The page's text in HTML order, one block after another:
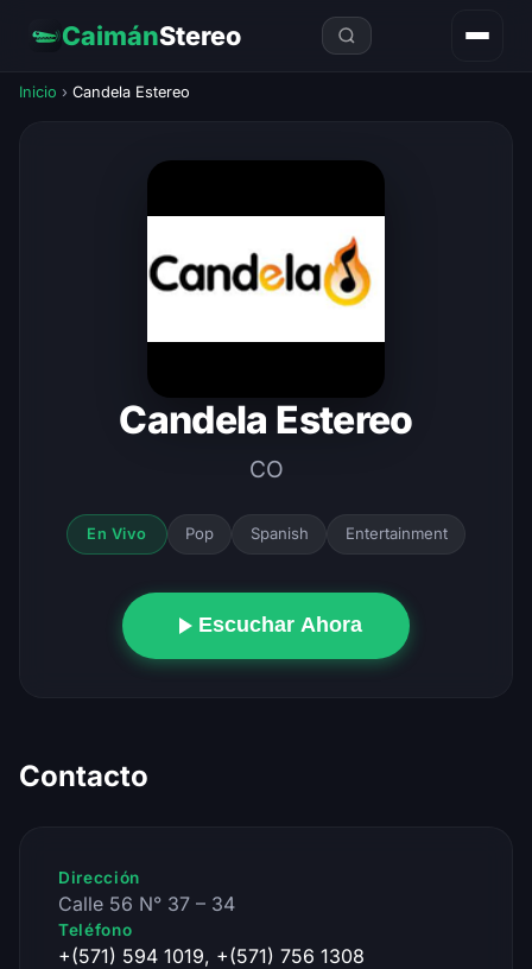
CaimánStereo
Inicio › Candela Estereo
Candela Estereo
CO
En Vivo Pop Spanish Entertainment
Escuchar Ahora
Contacto
Dirección
Calle 56 N° 37 – 34
Teléfono
+(571) 594 1019, +(571) 756 1308